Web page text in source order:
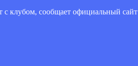
клубом, сообщает официальный сайт